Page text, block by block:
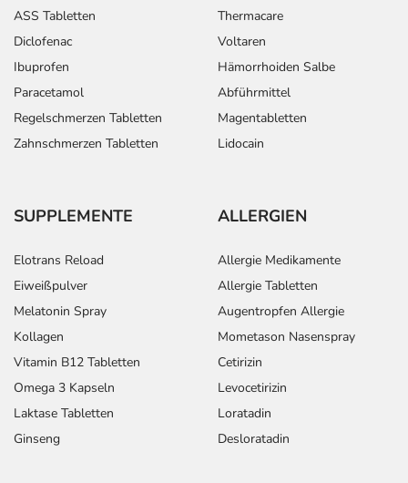
ASS Tabletten
Diclofenac
Ibuprofen
Paracetamol
Regelschmerzen Tabletten
Zahnschmerzen Tabletten
Thermacare
Voltaren
Hämorrhoiden Salbe
Abführmittel
Magentabletten
Lidocain
SUPPLEMENTE
Elotrans Reload
Eiweißpulver
Melatonin Spray
Kollagen
Vitamin B12 Tabletten
Omega 3 Kapseln
Laktase Tabletten
Ginseng
ALLERGIEN
Allergie Medikamente
Allergie Tabletten
Augentropfen Allergie
Mometason Nasenspray
Cetirizin
Levocetirizin
Loratadin
Desloratadin